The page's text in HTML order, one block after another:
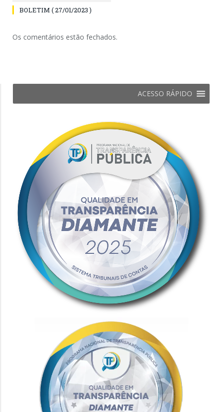
BOLETIM ( 27/01/2023 )
Os comentários estão fechados.
ACESSO RÁPIDO